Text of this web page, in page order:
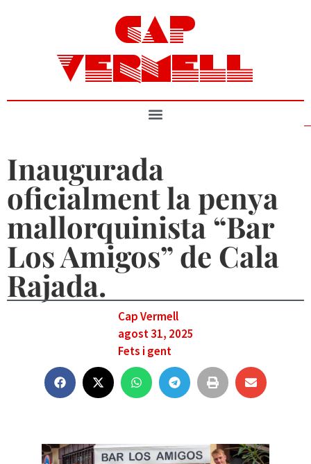
CAP
VERMELL
Inaugurada
oficialment la penya
mallorquinista “Bar
Los Amigos” de Cala
Rajada.
Cap Vermell
agost 31, 2025
Fets i gent